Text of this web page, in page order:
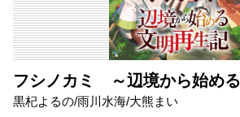
フシノカミ ～辺境から始め
黒杞よるの/雨川水海/大熊まい